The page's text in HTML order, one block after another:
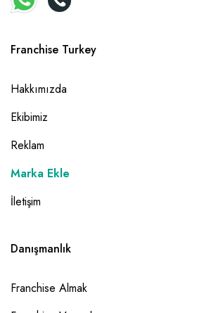
Franchise Turkey
Hakkımızda
Ekibimiz
Reklam
Marka Ekle
İletişim
Danışmanlık
Franchise Almak